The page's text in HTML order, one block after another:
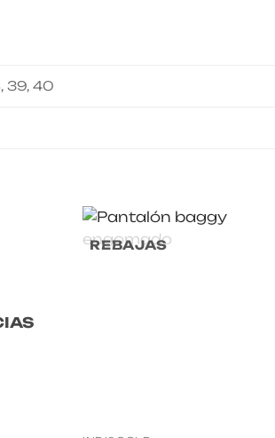
39, 40
REBAJAS